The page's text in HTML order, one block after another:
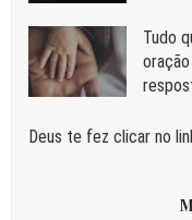
Tudo
Deus te fez clicar no